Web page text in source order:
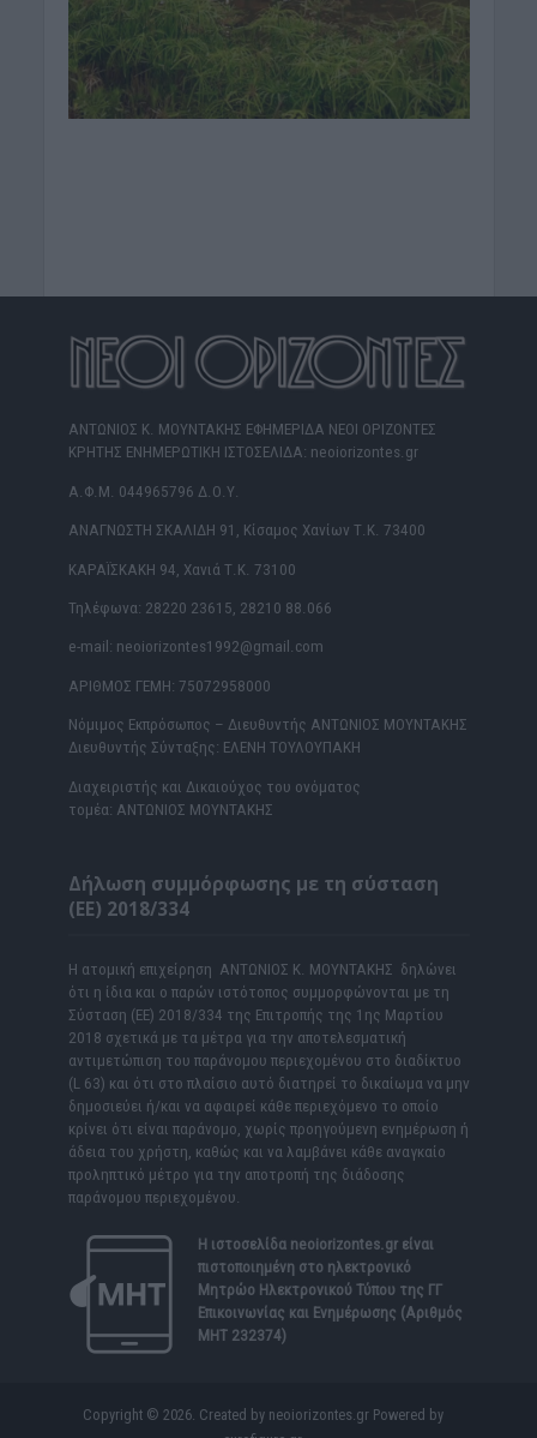
ΑΝΤΩΝΙΟΣ Κ. ΜΟΥΝΤΑΚΗΣ ΕΦΗΜΕΡΙΔΑ ΝΕΟΙ ΟΡΙΖΟΝΤΕΣ
ΚΡΗΤΗΣ ΕΝΗΜΕΡΩΤΙΚΗ ΙΣΤΟΣΕΛΙΔΑ: neoiorizontes.gr
Α.Φ.Μ. 044965796 Δ.Ο.Υ.
ΑΝΑΓΝΩΣΤΗ ΣΚΑΛΙΔΗ 91, Κίσαμος Χανίων Τ.Κ. 73400
ΚΑΡΑΪΣΚΑΚΗ 94, Χανιά Τ.Κ. 73100
Τηλέφωνα: 28220 23615, 28210 88.066
e-mail: neoiorizontes1992@gmail.com
ΑΡΙΘΜΟΣ ΓΕΜΗ: 75072958000
Νόμιμος Εκπρόσωπος – Διευθυντής ΑΝΤΩΝΙΟΣ ΜΟΥΝΤΑΚΗΣ
Διευθυντής Σύνταξης: ΕΛΕΝΗ ΤΟΥΛΟΥΠΑΚΗ
Διαχειριστής και Δικαιούχος του ονόματος
τομέα: ΑΝΤΩΝΙΟΣ ΜΟΥΝΤΑΚΗΣ
Δήλωση συμμόρφωσης με τη σύσταση
(ΕΕ) 2018/334
Η ατομική επιχείρηση ΑΝΤΩΝΙΟΣ Κ. ΜΟΥΝΤΑΚΗΣ δηλώνει
ότι η ίδια και ο παρών ιστότοπος συμμορφώνονται με τη
Σύσταση (ΕΕ) 2018/334 της Επιτροπής της 1ης Μαρτίου
2018 σχετικά με τα μέτρα για την αποτελεσματική
αντιμετώπιση του παράνομου περιεχομένου στο διαδίκτυο
(L 63) και ότι στο πλαίσιο αυτό διατηρεί το δικαίωμα να μην
δημοσιεύει ή/και να αφαιρεί κάθε περιεχόμενο το οποίο
κρίνει ότι είναι παράνομο, χωρίς προηγούμενη ενημέρωση ή
άδεια του χρήστη, καθώς και να λαμβάνει κάθε αναγκαίο
προληπτικό μέτρο για την αποτροπή της διάδοσης
παράνομου περιεχομένου.
Η ιστοσελίδα neoiorizontes.grείναι
πιστοποιημένη στο ηλεκτρονικό
Μητρώο Ηλεκτρονικού Τύπου της ΓΓ
Επικοινωνίας και Ενημέρωσης (Αριθμός
ΜΗΤ 232374)
Copyright © 2026. Created by neoiorizontes.gr Powered by